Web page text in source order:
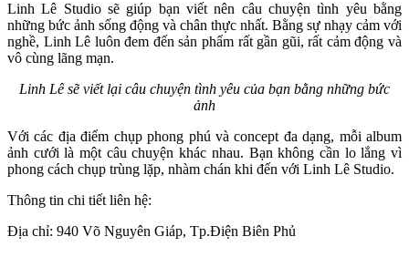
Linh Lê Studio sẽ giúp bạn viết nên câu chuyện tình yêu bằng
những bức ảnh sống động và chân thực nhất. Bằng sự nhạy cảm với
nghề, Linh Lê luôn đem đến sản phẩm rất gần gũi, rất cảm động và
vô cùng lãng mạn.
Linh Lê sẽ viết lại câu chuyện tình yêu của bạn bằng những bức
ảnh
Với các địa điểm chụp phong phú và concept đa dạng, mỗi album
ảnh cưới là một câu chuyện khác nhau. Bạn không cần lo lắng vì
phong cách chụp trùng lặp, nhàm chán khi đến với Linh Lê Studio.
Thông tin chi tiết liên hệ:
Địa chỉ: 940 Võ Nguyên Giáp, Tp.Điện Biên Phủ